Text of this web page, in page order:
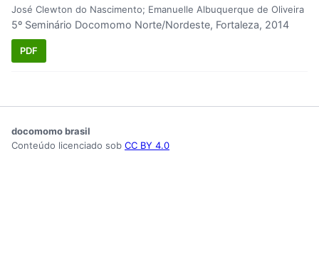
José Clewton do Nascimento; Emanuelle Albuquerque de Oliveira
5º Seminário Docomomo Norte/Nordeste, Fortaleza, 2014
PDF
docomomo brasil
Conteúdo licenciado sob CC BY 4.0